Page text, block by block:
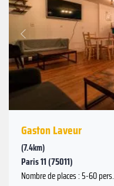
Précédent
Gaston Laveur
(7.4km)
Paris 11 (75011)
Nombre de places : 5-60 pers.